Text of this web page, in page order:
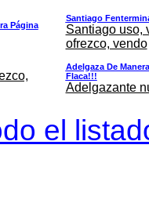
Página
Santiago
Santiago uso,
ofrezco, vendo
Adelgaza De
Flaca!!!
Adelgazante
el